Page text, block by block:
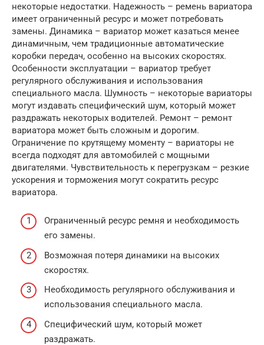
некоторые недостатки. Надежность – ремень вариатора
имеет ограниченный ресурс и может потребовать
замены. Динамика – вариатор может казаться менее
динамичным, чем традиционные автоматические
коробки передач, особенно на высоких скоростях.
Особенности эксплуатации – вариатор требует
регулярного обслуживания и использования
специального масла. Шумность – некоторые вариаторы
могут издавать специфический шум, который может
раздражать некоторых водителей. Ремонт – ремонт
вариатора может быть сложным и дорогим.
Ограничение по крутящему моменту – вариаторы не
всегда подходят для автомобилей с мощными
двигателями. Чувствительность к перегрузкам – резкие
ускорения и торможения могут сократить ресурс
вариатора.
Ограниченный ресурс ремня и необходимость
его замены.
Возможная потеря динамики на высоких
скоростях.
Необходимость регулярного обслуживания и
использования специального масла.
Специфический шум, который может
раздражать.